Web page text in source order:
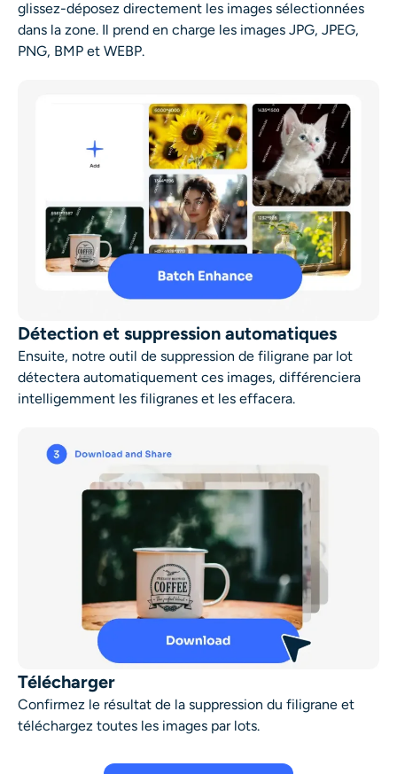
glissez-déposez directement les images sélectionnées
dans la zone. Il prend en charge les images JPG, JPEG,
PNG, BMP et WEBP.
Détection et suppression automatiques
Ensuite, notre outil de suppression de filigrane par lot
détectera automatiquement ces images, différenciera
intelligemment les filigranes et les effacera.
Télécharger
Confirmez le résultat de la suppression du filigrane et
téléchargez toutes les images par lots.